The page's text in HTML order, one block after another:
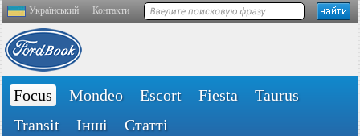
Український Контакти
Focus Mondeo Escort Fiesta
Taurus
Transit
Інші Статті